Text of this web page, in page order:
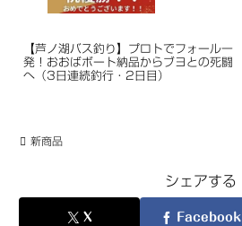
【芦ノ湖バス釣り】プロトでフォール一
発！おおばボート納品からブヨとの死闘
へ（3日連続釣行・2日目）
新商品
シェアする
X Facebook